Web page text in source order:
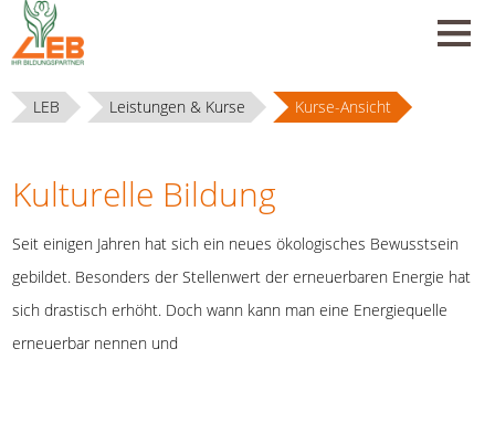
LEB Leistungen & Kurse Kurse-Ansicht
Kulturelle Bildung
Seit einigen Jahren hat sich ein neues ökologisches Bewusstsein
gebildet. Besonders der Stellenwert der erneuerbaren Energie hat
sich drastisch erhöht. Doch wann kann man eine Energiequelle
erneuerbar nennen und